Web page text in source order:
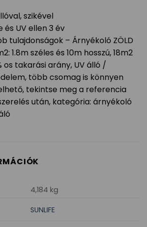
szikével
UV ellen 3 év
tulajdonságok – Árnyékoló ZÖLD
1.8m széles és 10m hosszú, 18m2
os takarási arány, UV álló /
több csomag is könnyen
tekintse meg a referencia
után, kategória: árnyékoló
4,184 kg
SUNLIFE